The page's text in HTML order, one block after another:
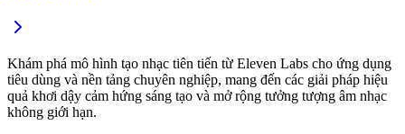
Khám phá mô hình tạo nhạc tiên tiến từ Eleven Labs cho ứng dụng
tiêu dùng và nền tảng chuyên nghiệp, mang đến các giải pháp hiệu
quả khơi dậy cảm hứng sáng tạo và mở rộng tưởng tượng âm nhạc
không giới hạn.